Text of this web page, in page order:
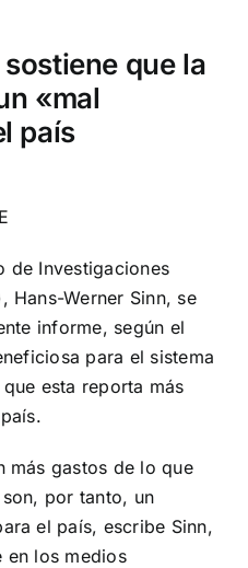
que la
«mal
país
de Investigaciones
Hans-Werner Sinn, se
informe, según el
para el sistema
esta reporta más
más gastos de lo que
por tanto, un
el país, escribe Sinn,
en los medios